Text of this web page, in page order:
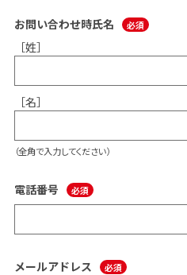
お問い合わせ時氏名
［姓］
［名］
（全角で入力してください）
電話番号
メールアドレス